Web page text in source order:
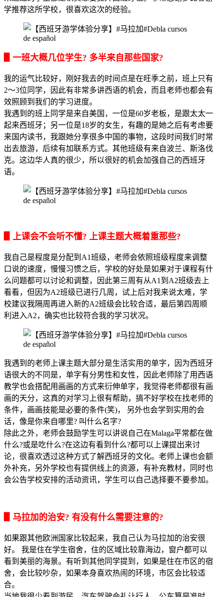
学推荐这所学校，很喜欢这次的经验。
▋一班大概几位学生? 多半来自那些国家?
我的运气比较好，刚好我去的时间点是在旺季之前，班上只有
2～3位同学，因此有非常多讲西语的机会，而且老师也都会有
效照顾到我们的学习进度。
我遇到的班上同学是来自美国，一位是60岁老板，是跟太太一
起来西班牙；另一位是18岁的女生，有趣的是她之后有考虑要
来国内读书，我跟她分享很多中国的事物，这段时间我们时常
出去旅游，后续有加联系方式。其他班级有来自波兰、斯洛伐
克。这边华人真的很少，所以很好的机会加强自己的西班牙
语。
▋上课会不会听不懂? 上课主题大概着重那些?
我自己是程度是分配到A1班级，老师会依照班级程度来调整
口说的速度，慢慢习惯之后，学校的好处是如果对于课程有什
么问题都可以讨论和调整，因此第三周有从A1到A2班级去上
看看，但因为A2班级已进行几周，试上后对我来说太难，学
校建议我隔周再进入新的A2班级会比较合适，最后第四周顺
利进入A2，确实也比较符合我的学习状况。
我遇到的老师上课主题大部分是生活实用的单字，因为西班牙
语很大的不同是，单字有分男性和女性，因此老师除了用西语
教学也会搭配用画画的方式来衍伸单字，我觉得老师都很有画
画的天分，这真的对学习上很有帮助，搞不好学校在找老师的
条件，画画技能是必要的条件(笑)， 另外也会学到实用的会
话，像是你来自哪里? 叫什么名字?
除此之外，老师会鼓励学生可以讲说自己在Malaga平常都在做
什么?或是吃什么?在这边有看到什么?都可以上课提出来讨
论，很喜欢透过这种方式了解西班牙的文化。老师上课也会额
外补充，另外学校也有提供线上的资源，有补充教材，同时也
会公告学校安排的活动资讯，学生可以自己选择要不要参加。
▋马拉加的治安? 有没有什么需要注意的?
如果跟其他欧洲国家比较起来，我自己认为马拉加的治安很
好。 我是住在学生宿舍，住的区域比较靠海边，窗户都可以
看到美丽的海景。有听到其他同学提到，如果是住在市区的宿
舍，会比较吵杂，如果本身喜欢热闹的环境，市区会比较适
合。